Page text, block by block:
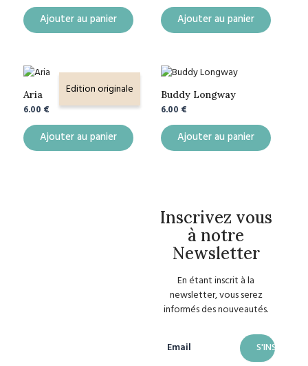
Ajouter au panier Ajouter au panier
Edition originale
Aria
6.00 €
Ajouter au panier
Buddy Longway
6.00 €
Ajouter au panier
Inscrivez vous
à notre
Newsletter
En étant inscrit à la
newsletter, vous serez
informés des nouveautés.
Email